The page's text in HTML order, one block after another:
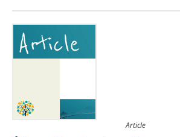
Article